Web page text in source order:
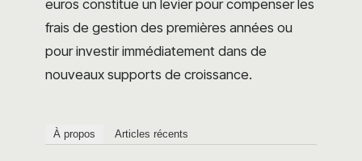
euros constitue un levier pour compenser les
frais de gestion des premières années ou
pour investir immédiatement dans de
nouveaux supports de croissance.
À propos Articles récents